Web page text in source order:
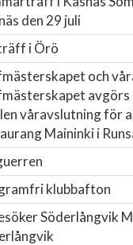
den 29 juli
i Örö
och
avgörs
våravslutning för
Maininki i
klubbafton
Söderlångvik